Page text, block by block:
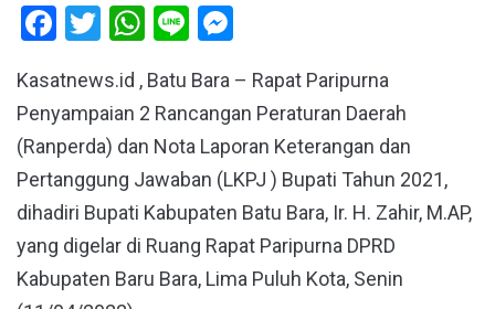
Facebook
Twitter
WhatsApp
Line
Kasatnews.id , Batu Bara – Rapat Paripurna
Penyampaian 2 Rancangan Peraturan Daerah
(Ranperda) dan Nota Laporan Keterangan dan
Pertanggung Jawaban (LKPJ ) Bupati Tahun 2021,
dihadiri Bupati Kabupaten Batu Bara, Ir. H. Zahir, M.AP,
yang digelar di Ruang Rapat Paripurna DPRD
Kabupaten Baru Bara, Lima Puluh Kota, Senin